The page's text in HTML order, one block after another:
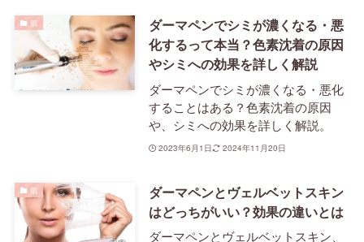
肌
ダーマペンでシミが濃くなる・悪
化するって本当？色素沈着の原因
やシミへの効果を詳しく解説
ダーマペンでシミが濃くなる・悪化
することはある？色素沈着の原因
や、シミへの効果を詳しく解説。
2023年6月1日 2024年11月20日
肌
ダーマペンとヴェルベットスキン
はどっちがいい？効果の違いとは
ダーマペンとヴェルベットスキン、